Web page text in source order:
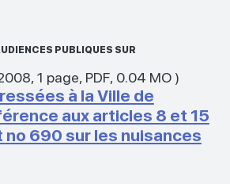
PUBLIQUES SUR
, 1 page, PDF, 0.04 MO)
à la Ville de
aux articles 8 et 15
no 690 sur les nuisances